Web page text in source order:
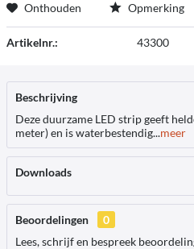
Onthouden Opmerking
Artikelnr.: 43300
Beschrijving
Deze duurzame LED strip geeft
meter) en is waterbestendig...meer
Downloads
Beoordelingen
0
Lees, schrijf en bespreek